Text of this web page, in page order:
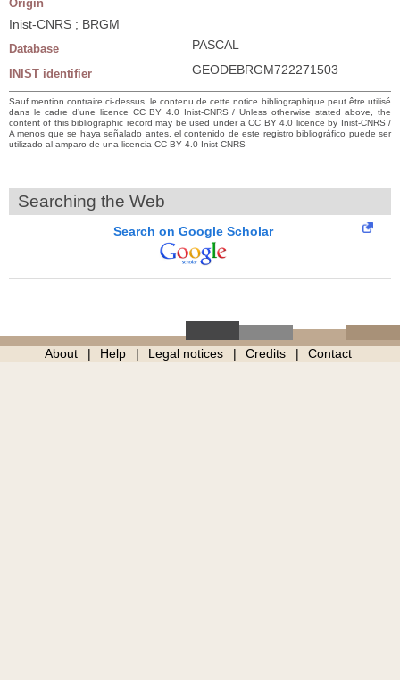
Origin
Inist-CNRS ; BRGM
Database PASCAL
INIST identifier GEODEBRGM722271503
Sauf mention contraire ci-dessus, le contenu de cette notice bibliographique peut être utilisé
dans le cadre d’une licence CC BY 4.0 Inist-CNRS / Unless otherwise stated above, the
content of this bibliographic record may be used under a CC BY 4.0 licence by Inist-CNRS /
A menos que se haya señalado antes, el contenido de este registro bibliográfico puede ser
utilizado al amparo de una licencia CC BY 4.0 Inist-CNRS
Searching the Web
Search on Google Scholar
About Help Legal notices Credits Contact